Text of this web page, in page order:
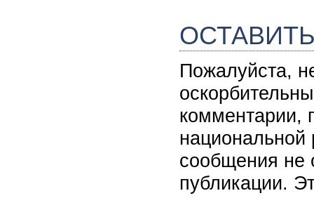
Пожалуйста,
комментарии,
национальной
сообщения не
публикации.